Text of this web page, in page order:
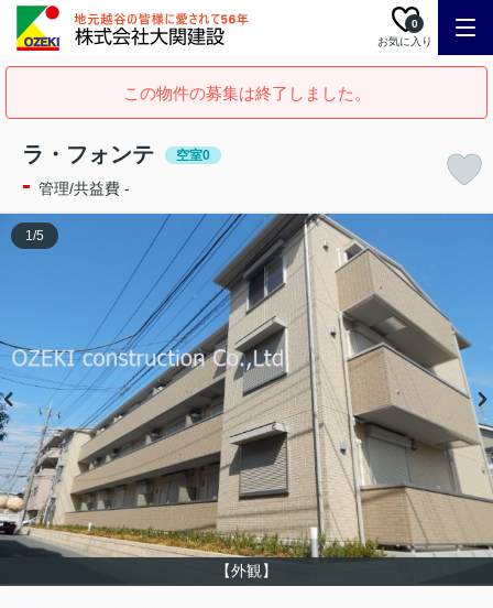
お気に入り
0
この物件の募集は終了しました。
ラ・フォンテ 空室0
- 管理/共益費 -
【外観】
1/5